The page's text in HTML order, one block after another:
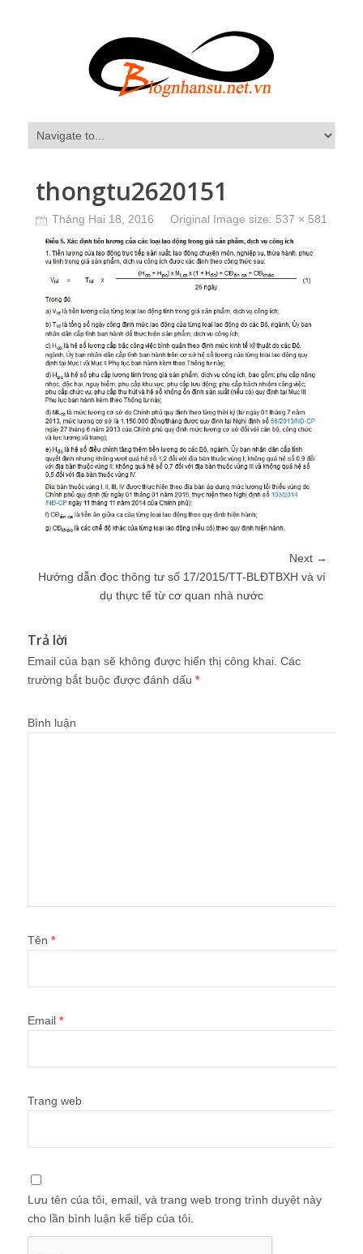
thongtu2620151
Tháng Hai 18, 2016 Original Image size: 537 × 581
Next →
Hướng dẫn đọc thông tư số 17/2015/TT-BLĐTBXH và ví
dụ thực tế từ cơ quan nhà nước
Trả lời
Email của bạn sẽ không được hiển thị công khai. Các
trường bắt buộc được đánh dấu *
Bình luận
Tên *
Email *
Trang web
Lưu tên của tôi, email, và trang web trong trình duyệt này
cho lần bình luận kế tiếp của tôi.